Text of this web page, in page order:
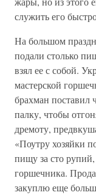
служить его
На большом
подали столько
взял ее с собой.
мастерской
брахман поставил
палку, чтобы
дремоту,
«Поутру хозяйки
пищу за сто
горшечника.
закуплю еще